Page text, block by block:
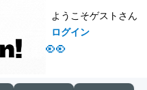
👀
ようこそゲストさん
ログイン